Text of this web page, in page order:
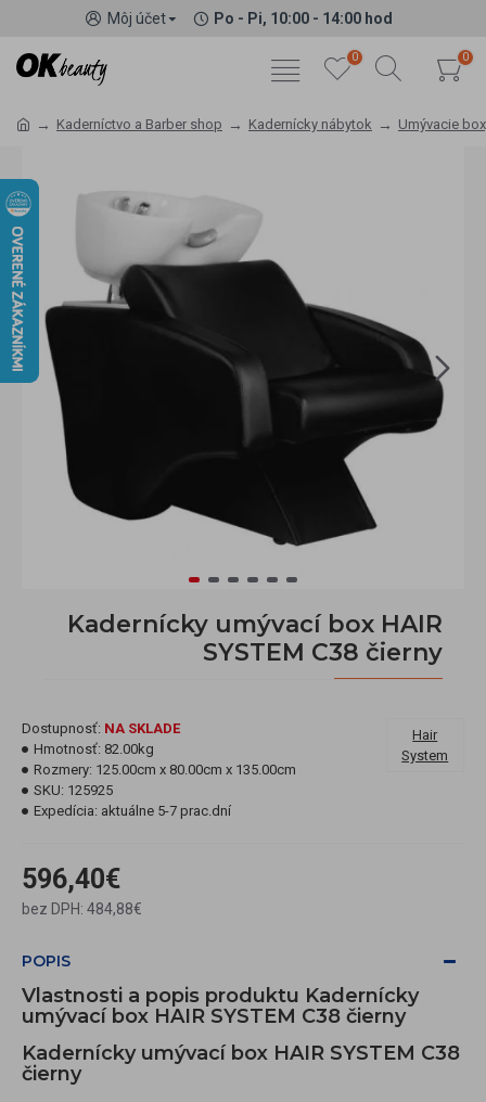
Môj účet Po - Pi, 10:00 - 14:00 hod
0 0
Kaderníctvo a Barber shop Kadernícky nábytok Umývacie
Kadernícky umývací box HAIR
SYSTEM C38 čierny
596,40€
bez DPH: 484,88€
Dostupnosť: NA SKLADE
Hmotnosť: 82.00kg
Rozmery: 125.00cm x 80.00cm x 135.00cm
SKU: 125925
Expedícia: aktuálne 5-7 prac.dní
Hair
System
POPIS
Vlastnosti a popis produktu Kadernícky
umývací box HAIR SYSTEM C38 čierny
Kadernícky umývací box HAIR SYSTEM C38
čierny